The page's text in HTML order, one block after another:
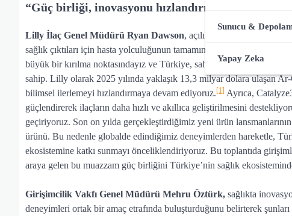
Sunucu &
Yapay Zeka
“Güç birliği, inovasyonu hızlandırmanın
Lilly İlaç Genel Müdürü Ryan Dawson, açılış konuşmasında
sağlık çıktıları için hasta yolculuğunun tamamını ele alan bütüncül
büyük bir kırılma noktasındayız ve Türkiye, sahip olduğu
sahip. Lilly olarak 2025 yılında yaklaşık 13,3 milyar dolara ulaşan
bilimsel ilerlemeyi hızlandırmaya devam ediyoruz.[1] Ayrıca,
güçlendirerek ilaçların daha hızlı ve akıllıca geliştirilmesini
geçiriyoruz. Son on yılda gerçekleştirdiğimiz yeni ürün
ürünü. Bu nedenle globalde edindiğimiz deneyimlerden hareketle,
ekosistemine katkı sunmayı önceliklendiriyoruz. Bu toplantıda
araya gelen bu muazzam güç birliğini Türkiye’nin sağlık
Girişimcilik Vakfı Genel Müdürü Mehru Öztürk, sağlıkta
deneyimleri ortak bir amaç etrafında buluşturduğunu belirterek